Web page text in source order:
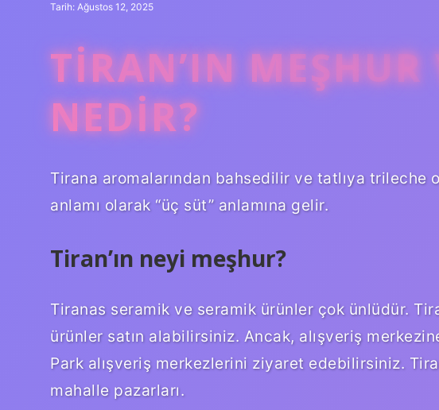
Tarih: Ağustos 12, 2025
TIRAN’IN MEŞHUR
NEDIR?
Tirana aromalarından bahsedilir ve tatlıya trileche
anlamı olarak “üç süt” anlamına gelir.
Tiran’ın neyi meşhur?
Tiranas seramik ve seramik ürünler çok ünlüdür.
ürünler satın alabilirsiniz. Ancak, alışveriş
Park alışveriş merkezlerini ziyaret edebilirsiniz.
mahalle pazarları.